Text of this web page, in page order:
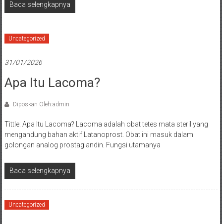
Baca selengkapnya
Uncategorized
31/01/2026
Apa Itu Lacoma?
Diposkan Oleh:admin
Tittle: Apa Itu Lacoma? Lacoma adalah obat tetes mata steril yang
mengandung bahan aktif Latanoprost. Obat ini masuk dalam
golongan analog prostaglandin. Fungsi utamanya
Baca selengkapnya
Uncategorized